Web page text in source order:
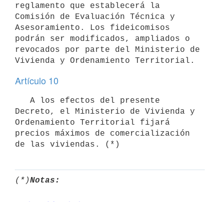
reglamento que establecerá la
Comisión de Evaluación Técnica y
Asesoramiento. Los fideicomisos
podrán ser modificados, ampliados o
revocados por parte del Ministerio de
Artículo 10
Decreto, el Ministerio de Vivienda y
Ordenamiento Territorial fijará
precios máximos de comercialización
de las viviendas. (*)
(*)Notas: